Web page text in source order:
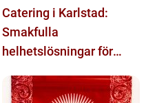
Catering i Karlstad:
Smakfulla
helhetslösningar för